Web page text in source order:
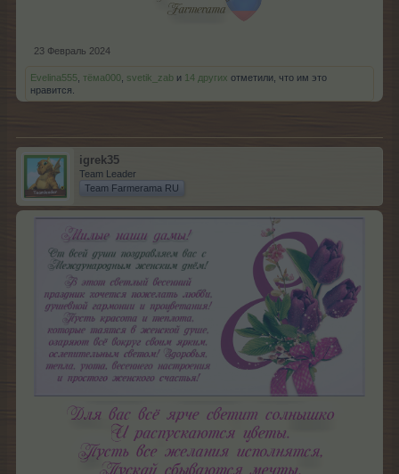
23 Февраль 2024
Evelina555 тёма000 svetik_zab и 14 других отметили, что им это
нравится.
igrek35
Team Leader
Team Farmerama RU